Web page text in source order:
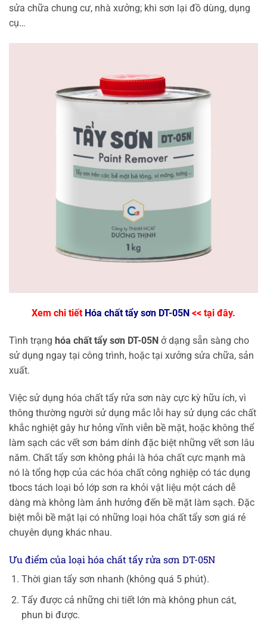
sửa chữa chung cư, nhà xưởng; khi sơn lại đồ dùng, dụng
cụ…
Xem chi tiết Hóa chất tẩy sơn DT-05N << tại đây.
Tình trạng hóa chất tẩy sơn DT-05N ở dạng sẵn sàng cho
sử dụng ngay tại công trình, hoặc tại xưởng sửa chữa, sản
xuất.
Việc sử dụng hóa chất tẩy rửa sơn này cực kỳ hữu ích, vì
thông thường người sử dụng mắc lỗi hay sử dụng các chất
khắc nghiệt gây hư hỏng vĩnh viễn bề mặt, hoặc không thể
làm sạch các vết sơn bám dính đặc biệt những vết sơn lâu
năm. Chất tẩy sơn không phải là hóa chất cực mạnh mà
nó là tổng hợp của các hóa chất công nghiệp có tác dụng
tbocs tách loại bỏ lớp sơn ra khỏi vật liệu một cách dễ
dàng mà không làm ảnh hưởng đến bề mặt làm sạch. Đặc
biệt mỗi bề mặt lại có những loại hóa chất tẩy sơn giá rẻ
chuyên dụng khác nhau.
Ưu điểm của loại hóa chất tẩy rửa sơn DT-05N
Thời gian tẩy sơn nhanh (không quá 5 phút).
Tẩy được cả những chi tiết lớn mà không phun cát,
phun bi được.